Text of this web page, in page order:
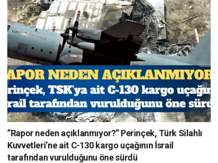
”Rapor neden açıklanmıyor?” Perinçek, Türk Silahlı
Kuvvetleri’ne ait C-130 kargo uçağının İsrail
tarafından vurulduğunu öne sürdü